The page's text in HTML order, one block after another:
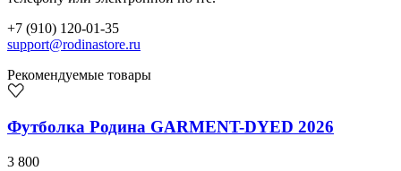
+7 (910) 120-01-35
support@rodinastore.ru
Рекомендуемые товары
Футболка Родина GARMENT-DYED 2026
3 800